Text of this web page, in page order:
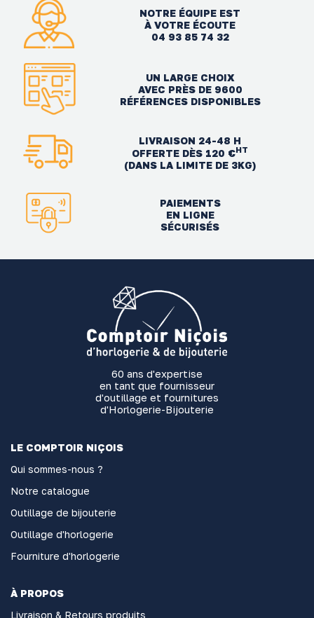
NOTRE ÉQUIPE EST
À VOTRE ÉCOUTE
04 93 85 74 32
UN LARGE CHOIX
AVEC PRÈS DE 9600
RÉFÉRENCES DISPONIBLES
LIVRAISON 24-48 H
OFFERTE DÈS 120 €HT
(DANS LA LIMITE DE 3KG)
PAIEMENTS
EN LIGNE
SÉCURISÉS
60 ans d'expertise
en tant que fournisseur
d'outillage et fournitures
d'Horlogerie-Bijouterie
LE COMPTOIR NIÇOIS
Qui sommes-nous ?
Notre catalogue
Outillage de bijouterie
Outillage d'horlogerie
Fourniture d'horlogerie
À PROPOS
Livraison & Retours produits